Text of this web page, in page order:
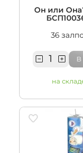
Он или
36
В
на